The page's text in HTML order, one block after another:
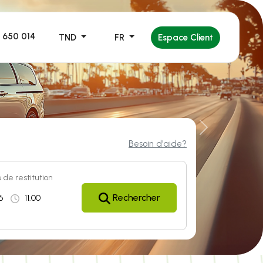
650 014 TND FR Espace Client
Next
Besoin d'aide?
de restitution
Rechercher